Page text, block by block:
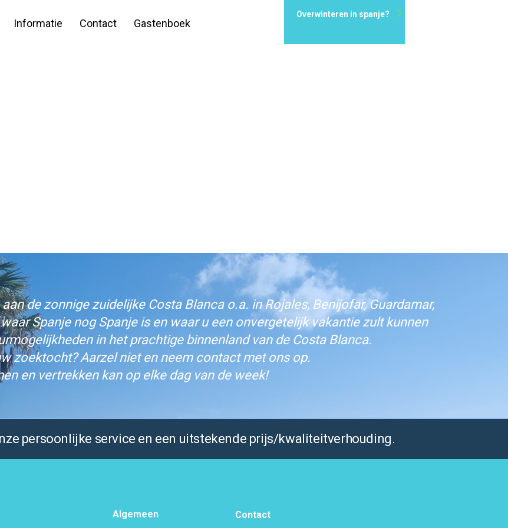
Informatie Contact Gastenboek
Overwinteren in spanje?
de zonnige zuidelijke Costa Blanca o.a. in Rojales, Benijofar, Guardamar,
Spanje nog Spanje is en waar u een onvergetelijk vakantie zult kunnen
in het prachtige binnenland van de Costa Blanca.
zoektocht? Aarzel niet en neem contact met ons op.
en vertrekken kan op elke dag van de week!
persoonlijke service en een uitstekende prijs/kwaliteitverhouding.
Algemeen Contact